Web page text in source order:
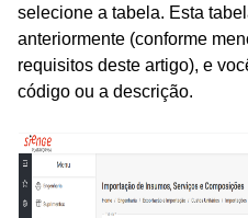
selecione a tabela. Esta
anteriormente (conforme
requisitos deste artigo), e
código ou a descrição.